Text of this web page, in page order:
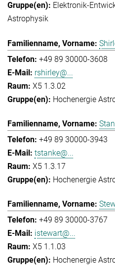
Elektronik-
Astrophysik
+49 89 30000-3608
rshirley@...
X5 1.3.02
Hochenergie
+49 89 30000-3943
tstanke@...
X5 1.3.17
Hochenergie
+49 89 30000-3767
istewart@...
X5 1.1.03
Hochenergie